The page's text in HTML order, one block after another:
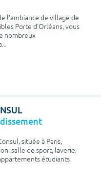
l'ambiance de village de
Porte d'Orléans, vous
nombreux
située à Paris,
salle de sport, laverie,
étudiants